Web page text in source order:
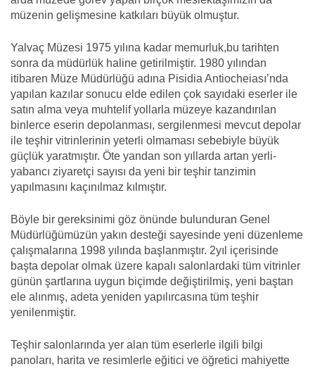
müzenin gelişmesine katkıları büyük olmuştur.
Yalvaç Müzesi 1975 yılına kadar memurluk,bu tarihten
sonra da müdürlük haline getirilmiştir. 1980 yılından
itibaren Müze Müdürlüğü adına Pisidia Antiocheiası’nda
yapılan kazılar sonucu elde edilen çok sayıdaki eserler ile
satın alma veya muhtelif yollarla müzeye kazandırılan
binlerce eserin depolanması, sergilenmesi mevcut depolar
ile teşhir vitrinlerinin yeterli olmaması sebebiyle büyük
güçlük yaratmıştır. Öte yandan son yıllarda artan yerli-
yabancı ziyaretçi sayısı da yeni bir teşhir tanzimin
yapılmasını kaçınılmaz kılmıştır.
Böyle bir gereksinimi göz önünde bulunduran Genel
Müdürlüğümüzün yakın desteği sayesinde yeni düzenleme
çalışmalarına 1998 yılında başlanmıştır. 2yıl içerisinde
başta depolar olmak üzere kapalı salonlardaki tüm vitrinler
günün şartlarına uygun biçimde değiştirilmiş, yeni baştan
ele alınmış, adeta yeniden yapılırcasına tüm teşhir
yenilenmiştir.
Teşhir salonlarında yer alan tüm eserlerle ilgili bilgi
panoları, harita ve resimlerle eğitici ve öğretici mahiyette